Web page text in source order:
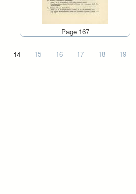
Page 167
14 15 16 17 18 19